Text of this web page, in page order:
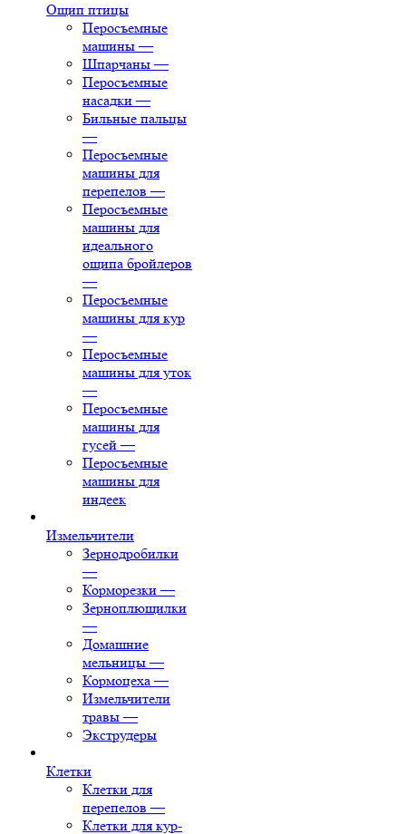
Ощип птицы
Перосъемные
машины —
Шпарчаны —
Перосъемные
насадки —
Бильные пальцы
—
Перосъемные
машины для
перепелов —
Перосъемные
машины для
идеального
ощипа бройлеров
—
Перосъемные
машины для кур
—
Перосъемные
машины для уток
—
Перосъемные
машины для
гусей —
Перосъемные
машины для
индеек
Измельчители
Зернодробилки
—
Корморезки —
Зерноплющилки
—
Домашние
мельницы —
Кормоцеха —
Измельчители
травы —
Экструдеры
Клетки
Клетки для
перепелов —
Клетки для кур-